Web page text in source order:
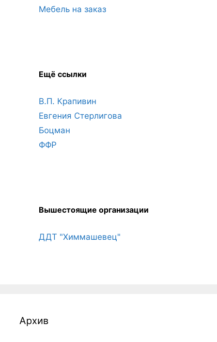
Мебель на заказ
Ещё ссылки
В.П. Крапивин
Евгения Стерлигова
Боцман
ФФР
Вышестоящие организации
ДДТ "Химмашевец"
Архив